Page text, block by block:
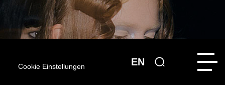
EN
Cookie Einstellungen